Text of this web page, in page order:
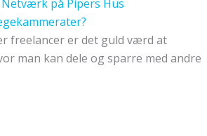
freelancer er det guld værd at
man kan dele og sparre med andre